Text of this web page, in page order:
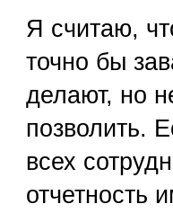
Я считаю,
точно бы
делают, но
позволить.
всех
отчетность